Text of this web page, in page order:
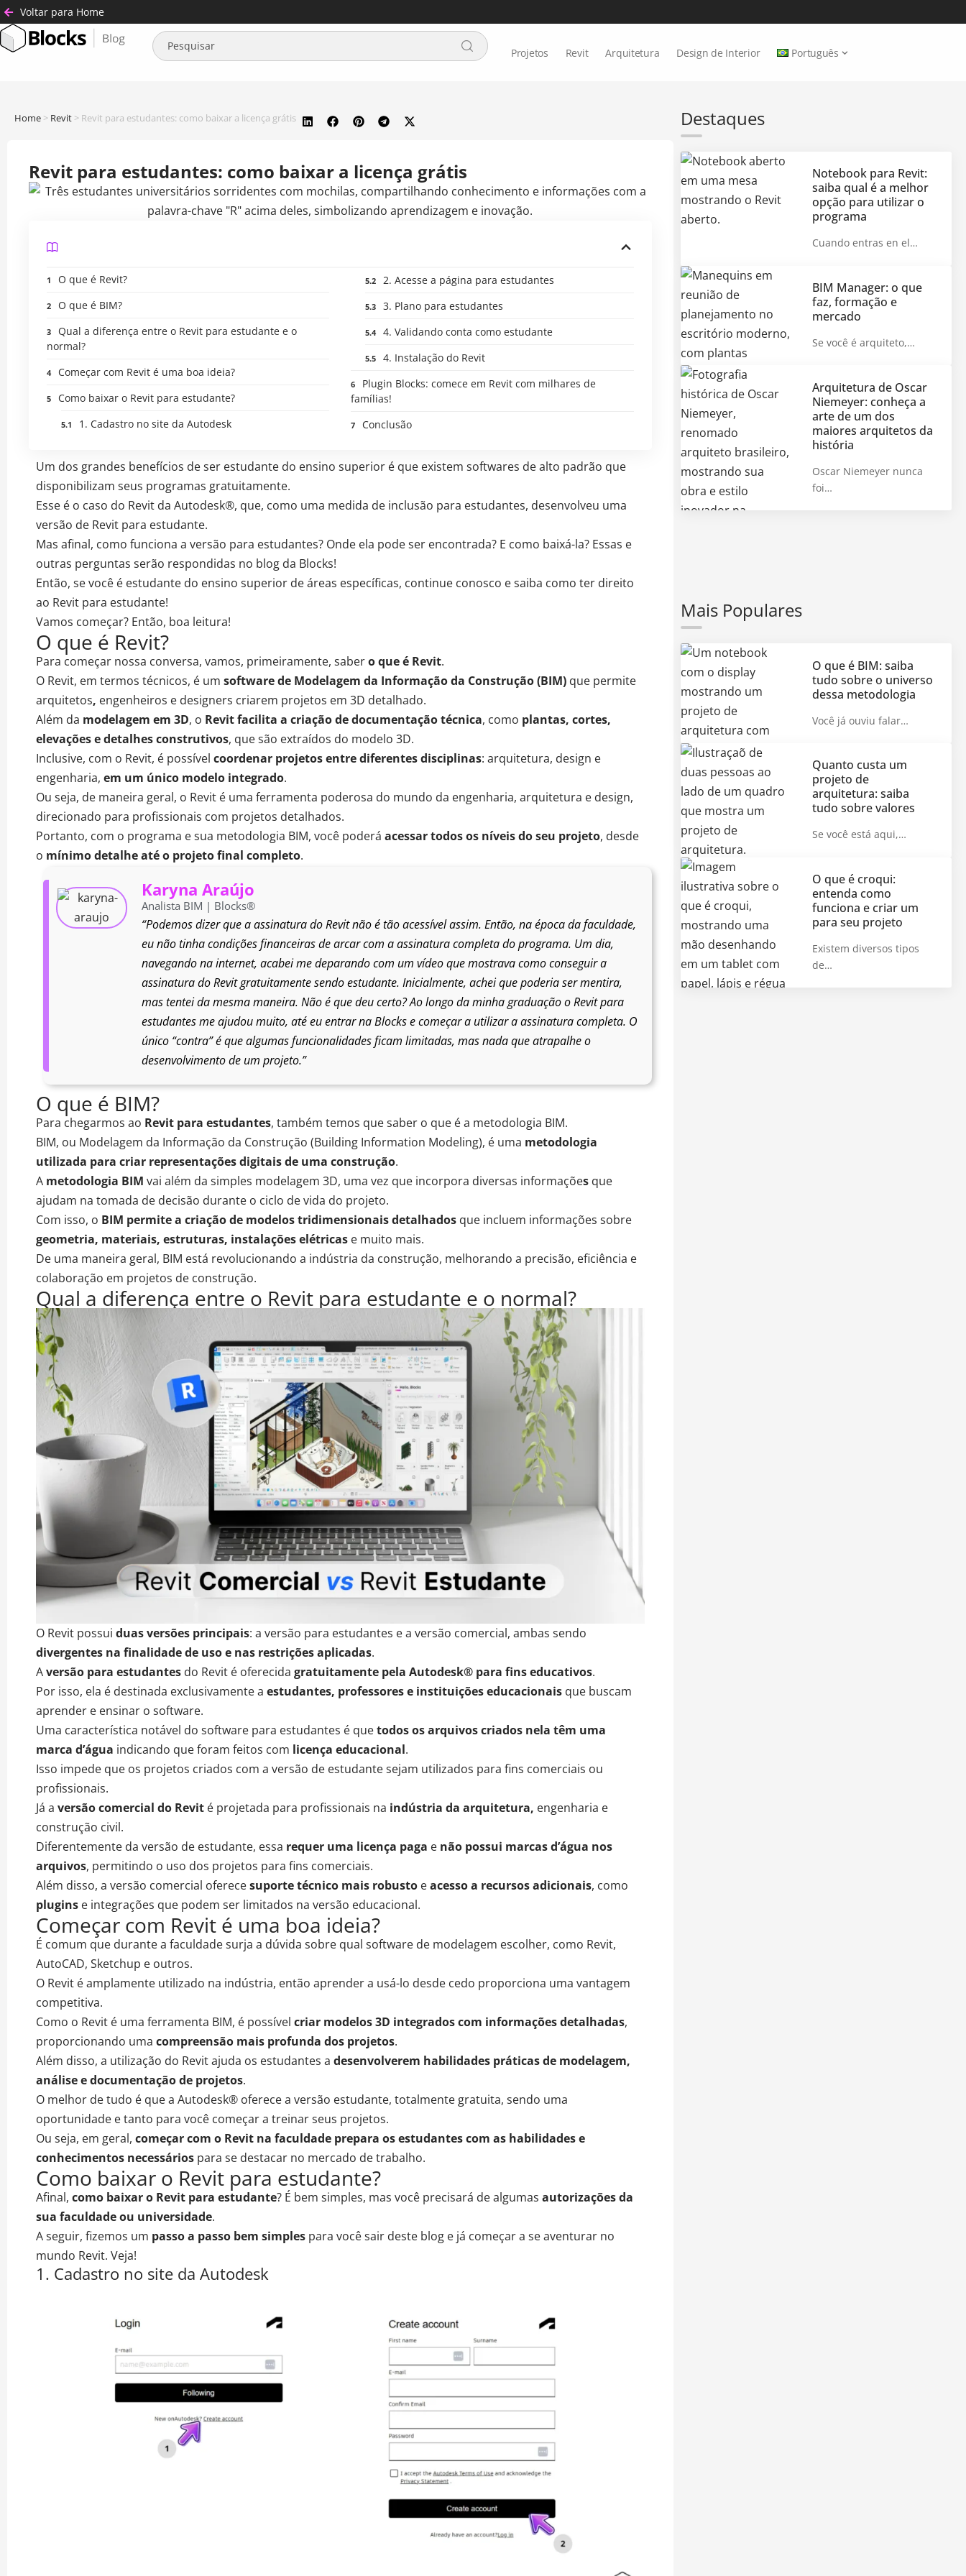
Voltar para Home
Projetos Revit Arquitetura Design de Interior Português
Home > Revit > Revit para estudantes: como baixar a licença grátis
Revit para estudantes: como baixar a licença grátis
O que é Revit?
O que é BIM?
Qual a diferença entre o Revit para estudante e o
normal?
Começar com Revit é uma boa ideia?
Como baixar o Revit para estudante?
1. Cadastro no site da Autodesk
2. Acesse a página para estudantes
3. Plano para estudantes
4. Validando conta como estudante
4. Instalação do Revit
Plugin Blocks: comece em Revit com milhares de
famílias!
Conclusão
Um dos grandes benefícios de ser estudante do ensino superior é que existem softwares de alto padrão que
disponibilizam seus programas gratuitamente.
Esse é o caso do Revit da Autodesk®, que, como uma medida de inclusão para estudantes, desenvolveu uma
versão de Revit para estudante.
Mas afinal, como funciona a versão para estudantes? Onde ela pode ser encontrada? E como baixá-la? Essas e
outras perguntas serão respondidas no blog da Blocks!
Então, se você é estudante do ensino superior de áreas específicas, continue conosco e saiba como ter direito
ao Revit para estudante!
Vamos começar? Então, boa leitura!
O que é Revit?
Para começar nossa conversa, vamos, primeiramente, sabero que é Revit.
O Revit, em termos técnicos, é um software de Modelagem da Informação da Construção (BIM) que permite
arquitetos, engenheiros e designers criarem projetos em 3D detalhado.
Além da modelagem em 3D, o Revit facilita a criação dedocumentação técnica, como plantas, cortes,
elevações e detalhes construtivos, que são extraídos do modelo 3D.
Inclusive, com o Revit, é possível coordenar projetos entre diferentes disciplinas: arquitetura, design e
engenharia, em um único modelo integrado.
Ou seja, de maneira geral, o Revit é uma ferramenta poderosa do mundo da engenharia, arquitetura e design,
direcionado para profissionais com projetos detalhados.
Portanto, com o programa e sua metodologia BIM, você poderá acessar todos os níveis do seu projeto, desde
o mínimo detalhe até o projeto final completo.
Karyna Araújo
Analista BIM | Blocks®
“Podemos dizer que a assinatura do Revit não é tão acessível assim. Então, na época da faculdade,
eu não tinha condições financeiras de arcar com a assinatura completa do programa. Um dia,
navegando na internet, acabei me deparando com um vídeo que mostrava como conseguir a
assinatura do Revit gratuitamente sendo estudante. Inicialmente, achei que poderia ser mentira,
mas tentei da mesma maneira. Não é que deu certo? Ao longo da minha graduação o Revit para
estudantes me ajudou muito, até eu entrar na Blocks e começar a utilizar a assinatura completa. O
único “contra” é que algumas funcionalidades ficam limitadas, mas nada que atrapalhe o
desenvolvimento de um projeto.”
O que é BIM?
Para chegarmos ao Revit para estudantes, também temos que saber o que é a metodologia BIM.
BIM, ou Modelagem da Informação da Construção (Building Information Modeling), é uma metodologia
utilizada para criar representações digitais de uma construção.
A metodologia BIM vai além da simples modelagem 3D, uma vez que incorpora diversas informações que
ajudam na tomada de decisão durante o ciclo de vida do projeto.
Com isso, o BIM permite a criação de modelos tridimensionais detalhados que incluem informações sobre
geometria, materiais, estruturas, instalações elétricas e muito mais.
De uma maneira geral, BIM está revolucionando a indústria da construção, melhorando a precisão, eficiência e
colaboração em projetos de construção.
Qual a diferença entre o Revit para estudante e o normal?
O Revit possui duas versões principais: a versão para estudantes e a versão comercial, ambas sendo
divergentes na finalidade de uso e nas restrições aplicadas.
Aversão para estudantes do Revit é oferecida gratuitamente pela Autodesk® para fins educativos.
Por isso, ela é destinada exclusivamente a estudantes, professores e instituições educacionais que buscam
aprender e ensinar o software.
Uma característica notável do software para estudantes é quetodos os arquivos criados nela têm uma
marca d’água indicando que foram feitos com licença educacional.
Isso impede que os projetos criados com a versão de estudante sejam utilizados para fins comerciais ou
profissionais.
Já a versão comercial do Revit é projetada para profissionais na indústria da arquitetura, engenharia e
construção civil.
Diferentemente da versão de estudante, essa requer uma licença paga e não possui marcas d’água nos
arquivos, permitindo o uso dos projetos para fins comerciais.
Além disso, a versão comercial oferecesuporte técnico mais robusto eacesso a recursos adicionais, como
plugins e integrações que podem ser limitados na versão educacional.
Começar com Revit é uma boa ideia?
É comum que durante a faculdade surja a dúvida sobre qual software de modelagem escolher, como Revit,
AutoCAD, Sketchup e outros.
O Revit é amplamente utilizado na indústria, então aprender a usá-lo desde cedo proporciona uma vantagem
competitiva.
Como o Revit é uma ferramenta BIM, é possível criar modelos 3D integrados com informações detalhadas,
proporcionando uma compreensão mais profunda dos projetos.
Além disso, a utilização do Revit ajuda os estudantes a desenvolverem habilidades práticas de modelagem,
análise e documentação de projetos.
O melhor de tudo é que a Autodesk® oferece a versão estudante, totalmente gratuita, sendo uma
oportunidade e tanto para você começar a treinar seus projetos.
Ou seja, em geral, começar com o Revit na faculdade prepara os estudantes com as habilidades e
conhecimentos necessários para se destacar no mercado de trabalho.
Como baixar o Revit para estudante?
Afinal, como baixar o Revit para estudante? É bem simples, mas você precisará de algumas autorizações da
sua faculdade ou universidade.
A seguir, fizemos um passo a passo bem simples para você sair deste blog e já começar a se aventurar no
mundo Revit. Veja!
1. Cadastro no site da Autodesk
Destaques
Notebook para Revit:
saiba qual é a melhor
opção para utilizar o
programa
Cuando entras en el…
BIM Manager: o que
faz, formação e
mercado
Se você é arquiteto,…
Arquitetura de Oscar
Niemeyer: conheça a
arte de um dos
maiores arquitetos da
história
Oscar Niemeyer nunca
foi…
Mais Populares
O que é BIM: saiba
tudo sobre o universo
dessa metodologia
Você já ouviu falar…
Quanto custa um
projeto de
arquitetura: saiba
tudo sobre valores
Se você está aqui,…
O que é croqui:
entenda como
funciona e criar um
para seu projeto
Existem diversos tipos
de…